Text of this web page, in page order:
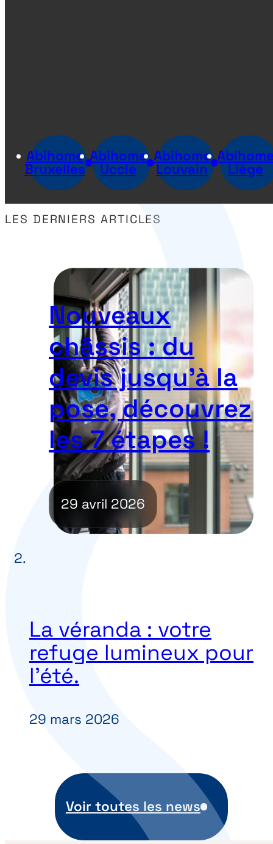
Abihome
Bruxelles
Abihome
Uccle
Abihome
Louvain Liège
LES DERNIERS ARTICLES
Nouveaux
châssis : du
devis jusqu’à la
pose, découvrez
les 7 étapes !
29 avril 2026
La véranda : votre
refuge lumineux pour
l’été.
29 mars 2026
Voir toutes les news